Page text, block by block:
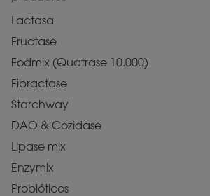
Lactasa
Fructase
Fodmix (Quatrase 10.000)
Fibractase
Starchway
DAO & Cozidase
Lipase mix
Enzymix
Probióticos